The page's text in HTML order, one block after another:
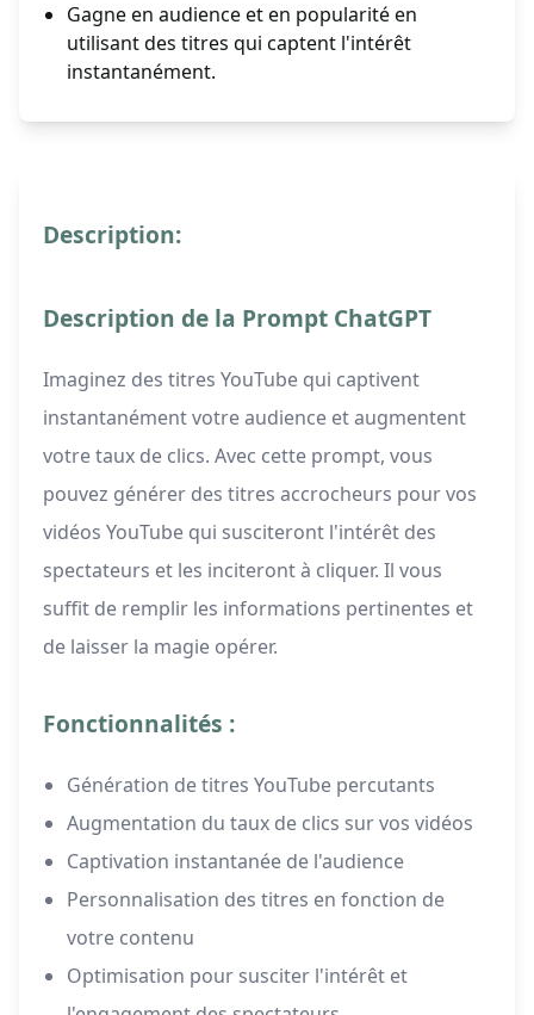
Gagne en audience et en popularité en
utilisant des titres qui captent l'intérêt
instantanément.
Description:
Description de la Prompt ChatGPT
Imaginez des titres YouTube qui captivent
instantanément votre audience et augmentent
votre taux de clics. Avec cette prompt, vous
pouvez générer des titres accrocheurs pour vos
vidéos YouTube qui susciteront l'intérêt des
spectateurs et les inciteront à cliquer. Il vous
suffit de remplir les informations pertinentes et
de laisser la magie opérer.
Fonctionnalités :
Génération de titres YouTube percutants
Augmentation du taux de clics sur vos vidéos
Captivation instantanée de l'audience
Personnalisation des titres en fonction de
votre contenu
Optimisation pour susciter l'intérêt et